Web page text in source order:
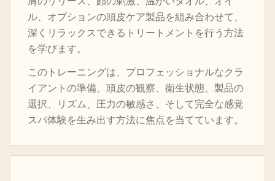
ル、オプションの頭皮ケア製品を組み合わせて、
深くリラックスできるトリートメントを行う方法
を学びます。
このトレーニングは、プロフェッショナルなクラ
イアントの準備、頭皮の観察、衛生状態、製品の
選択、リズム、圧力の敏感さ、そして完全な感覚
スパ体験を生み出す方法に焦点を当てています。